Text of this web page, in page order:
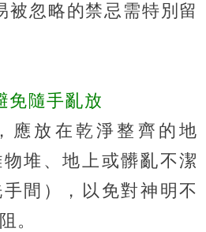
被忽略的禁忌需特別留
免隨手亂放
應放在乾淨整齊的地
堆、地上或髒亂不潔
間），以免對神明不
。